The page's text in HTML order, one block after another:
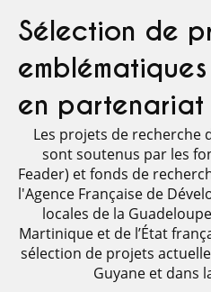
Sélection de
en partenariat
Les projets de recherche
sont soutenus par les
Feader) et fonds de
l'Agence Française de
locales de la
Martinique et de l’État
sélection de projets
Guyane et dans